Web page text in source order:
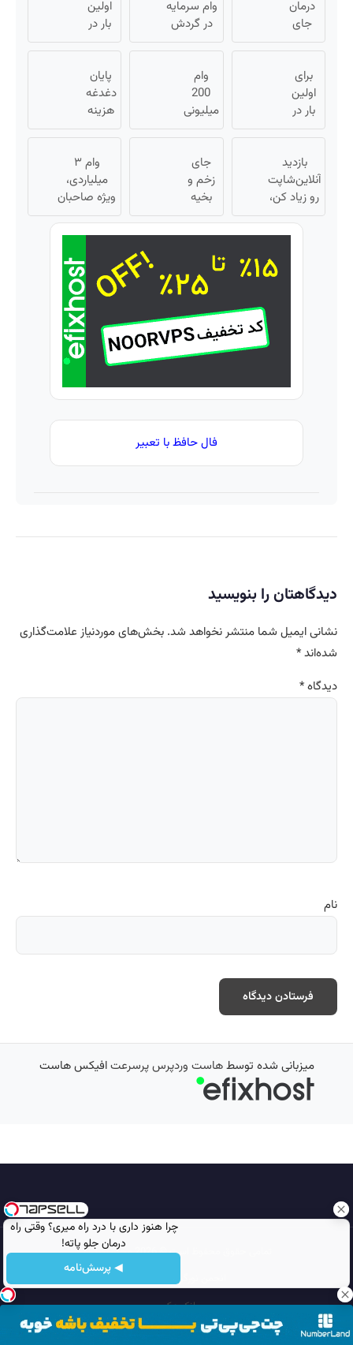
چرا هنوز داری با درد راه میری؟ وقتی راه
درمان جلو پاته!
◀ پرسش‌نامه
درمان
جای
زخم در
یزد
تولید
شد!
(مشاوره
وام سرمایه
در گردش
فروشندگان
فروشگاهت
رو ثبت کن
اولین
بار در
ایران
این
دکتر
کرم
ترمیم
23 روزه
ساخت!
برای
اولین
بار در
ایران
این
دکتر
کرم
ترمیم
کننده
وام
200
میلیونی
آبان تتر.
الان
احراز
هویت
کن!
پایان
دغدغه
هزینه
های
پزشکی
با پک
سفید
کننده
خانگی
بازدید
آنلاین‌شاپت
رو زیاد کن،
بازدید بالاتر
= درآمد
جای
زخم و
بخیه
داری؟؟
3
محوش
کن!
وام ۳
میلیاردی،
ویژه صاحبان
فروشگاه‌های
آنلاین و
فال حافظ با تعبیر
دیدگاهتان را بنویسید
نشانی ایمیل شما منتشر نخواهد شد. بخش‌های موردنیاز علامت‌گذاری
شده‌اند*
دیدگاه*
نام
میزبانی شده توسطهاست وردپرس پرسرعتافیکس هاست
تمامی حقوق محفوظ است © 2026
مجله نورگرام
انجمن نورگرام
بانک عکس
سایت هم معنی